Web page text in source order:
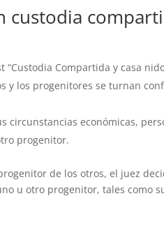
custodia
Compartida y casa
y los progenitores se turnan
circunstancias económicas,
progenitor.
de los otros, el juez
u otro progenitor, tales como